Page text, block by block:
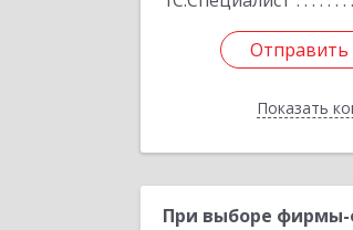
Отправить
Показать
Отправить
Назад
При выборе фирмы-